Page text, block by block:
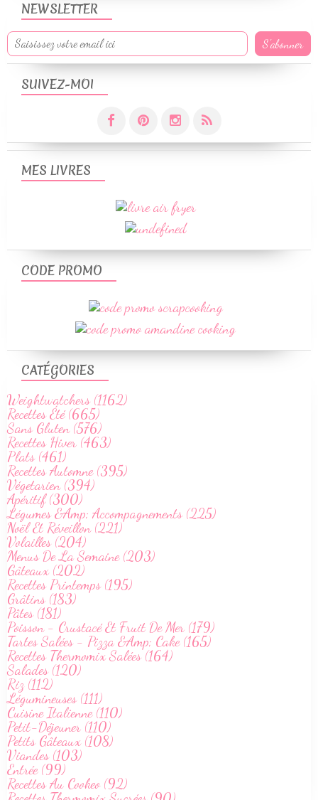
NEWSLETTER
SUIVEZ-MOI
CATÉGORIES
Weightwatchers (1162)
Recettes Été (665)
Sans Gluten (576)
Recettes Hiver (463)
Plats (461)
Recettes Automne (395)
Végetarien (394)
Apéritif (300)
Légumes &Amp; Accompagnements (225)
Noël Et Réveillon (221)
Volailles (204)
Menus De La Semaine (203)
Gâteaux (202)
Recettes Printemps (195)
Grâtins (183)
Pâtes (181)
Poisson - Crustacé Et Fruit De Mer (179)
Tartes Salées - Pizza &Amp; Cake (165)
Recettes Thermomix Salées (164)
Salades (120)
Riz (112)
Légumineuses (111)
Cuisine Italienne (110)
Petit-Déjeuner (110)
Petits Gâteaux (108)
Viandes (103)
Entrée (99)
Recettes Au Cookeo (92)
MES LIVRES
CODE PROMO